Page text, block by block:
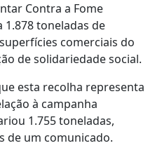
Contra a Fome
toneladas de
comerciais do
de solidariedade social.
esta recolha representa
à campanha
1.755 toneladas,
de um comunicado.